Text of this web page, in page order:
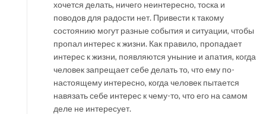
хочется делать, ничего неинтересно, тоска и
поводов для радости нет. Привести к такому
состоянию могут разные события и ситуации, чтобы
пропал интерес к жизни. Как правило, пропадает
интерес к жизни, появляются уныние и апатия, когда
человек запрещает себе делать то, что ему по-
настоящему интересно, когда человек пытается
навязать себе интерес к чему-то, что его на самом
деле не интересует.